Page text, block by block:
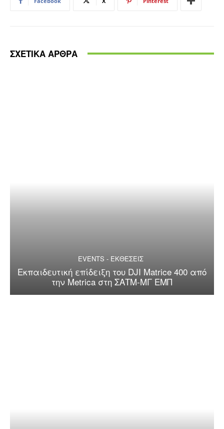
ΣΧΕΤΙΚΑ ΑΡΘΡΑ
EVENTS - ΕΚΘΕΣΕΙΣ
Εκπαιδευτική επίδειξη του DJI Matrice 400 από
την Metrica στη ΣΑΤΜ-ΜΓ ΕΜΠ